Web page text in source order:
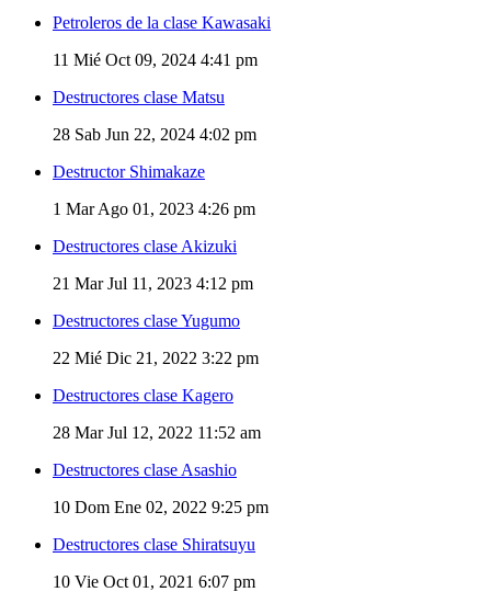
Petroleros de la clase Kawasaki
11 Mié Oct 09, 2024 4:41 pm
Destructores clase Matsu
28 Sab Jun 22, 2024 4:02 pm
Destructor Shimakaze
1 Mar Ago 01, 2023 4:26 pm
Destructores clase Akizuki
21 Mar Jul 11, 2023 4:12 pm
Destructores clase Yugumo
22 Mié Dic 21, 2022 3:22 pm
Destructores clase Kagero
28 Mar Jul 12, 2022 11:52 am
Destructores clase Asashio
10 Dom Ene 02, 2022 9:25 pm
Destructores clase Shiratsuyu
10 Vie Oct 01, 2021 6:07 pm